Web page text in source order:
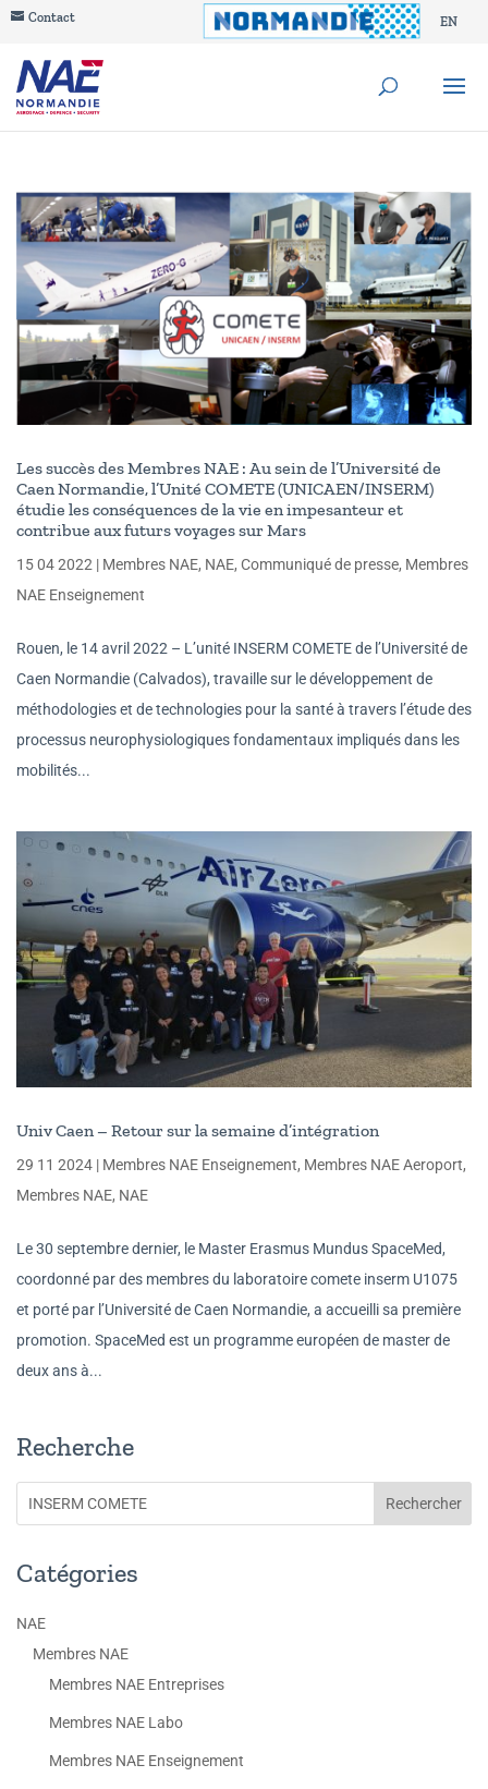
Contact EN
Les succès des Membres NAE : Au sein de l’Université de
Caen Normandie, l’Unité COMETE (UNICAEN/INSERM)
étudie les conséquences de la vie en impesanteur et
contribue aux futurs voyages sur Mars
15 04 2022 | Membres NAE, NAE, Communiqué de presse, Membres
NAE Enseignement
Rouen, le 14 avril 2022 – L’unité INSERM COMETE de l’Université de
Caen Normandie (Calvados), travaille sur le développement de
méthodologies et de technologies pour la santé à travers l’étude des
processus neurophysiologiques fondamentaux impliqués dans les
mobilités...
Univ Caen – Retour sur la semaine d’intégration
29 11 2024 | Membres NAE Enseignement, Membres NAE Aeroport,
Membres NAE, NAE
Le 30 septembre dernier, le Master Erasmus Mundus SpaceMed,
coordonné par des membres du laboratoire comete inserm U1075
et porté par l’Université de Caen Normandie, a accueilli sa première
promotion. SpaceMed est un programme européen de master de
deux ans à...
Recherche
Catégories
NAE
Membres NAE
Membres NAE Entreprises
Membres NAE Labo
Membres NAE Enseignement